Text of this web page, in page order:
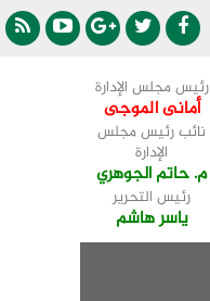
رئيس مجلس الإدارة
أمانى الموجى
نائب رئيس مجلس
الإدارة
م. حاتم الجوهري
رئيس التحرير
ياسر هاشم